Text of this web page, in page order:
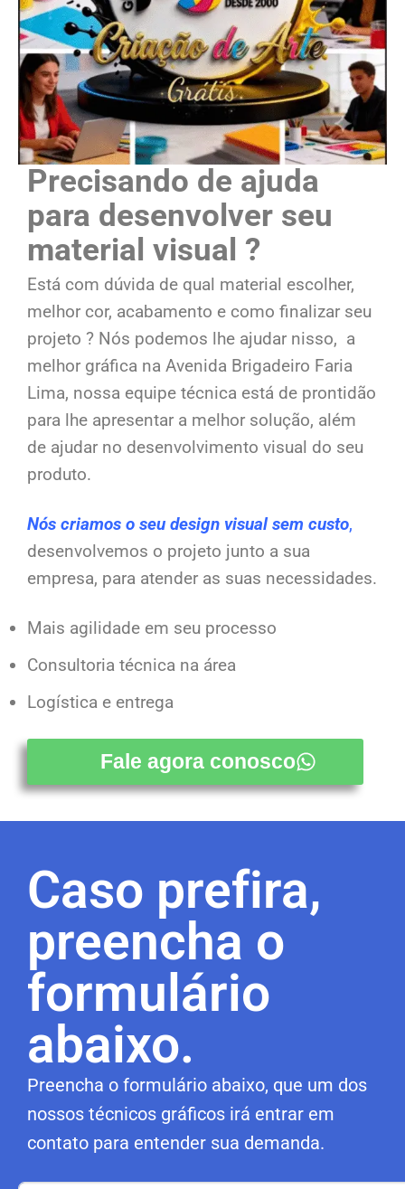
Precisando de ajuda
para desenvolver seu
material visual ?
Está com dúvida de qual material escolher,
melhor cor, acabamento e como finalizar seu
projeto ? Nós podemos lhe ajudar nisso, a
melhor gráfica na Avenida Brigadeiro Faria
Lima, nossa equipe técnica está de prontidão
para lhe apresentar a melhor solução, além
de ajudar no desenvolvimento visual do seu
produto.
Nós criamos o seu design visual sem custo,
desenvolvemos o projeto junto a sua
empresa, para atender as suas necessidades.
Mais agilidade em seu processo
Consultoria técnica na área
Logística e entrega
Fale agora conosco
Caso prefira,
preencha o
formulário
abaixo.
Preencha o formulário abaixo, que um dos
nossos técnicos gráficos irá entrar em
contato para entender sua demanda.